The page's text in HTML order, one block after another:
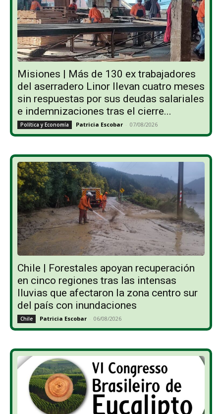
Misiones | Más de 130 ex trabajadores
del aserradero Linor llevan cuatro meses
sin respuestas por sus deudas salariales
e indemnizaciones tras el cierre...
Política y Economía Patricia Escobar - 07/08/2026
Chile | Forestales apoyan recuperación
en cinco regiones tras las intensas
lluvias que afectaron la zona centro sur
del país con inundaciones
Chile Patricia Escobar - 06/08/2026